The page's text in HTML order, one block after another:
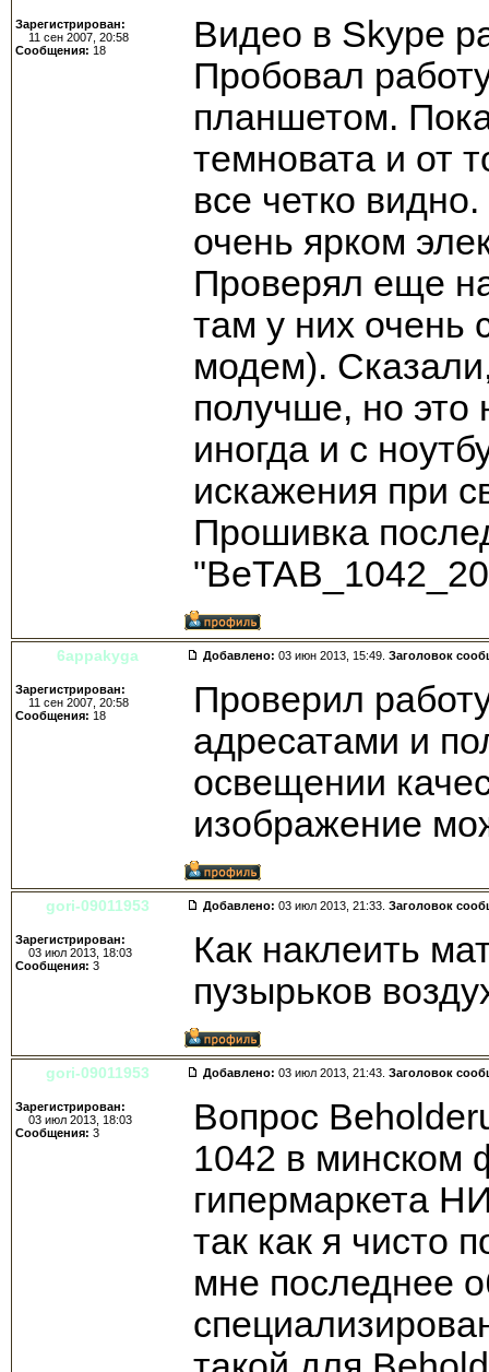
Зарегистрирован:
11 сен 2007, 20:58
Сообщения: 18
Видео в Skype
Пробовал
планшетом.
темновата и от
все четко
очень ярком
Проверял еще
там у них очень
модем).
получше, но это
иногда и с
искажения при
Прошивка
6appakyga Добавлено: 03 июн 2013, 15:49. Заголовок
Зарегистрирован:
11 сен 2007, 20:58
Сообщения: 18
Проверил
адресатами и
освещении
изображение
gori-09011953 Добавлено: 03 июл 2013, 21:33. Заголовок
Зарегистрирован:
03 июл 2013, 18:03
Сообщения: 3
Как наклеить
пузырьков
gori-09011953 Добавлено: 03 июл 2013, 21:43. Заголовок
Зарегистрирован:
03 июл 2013, 18:03
Сообщения: 3
Вопрос
1042 в минском
гипермаркета
так как я чисто
мне последнее